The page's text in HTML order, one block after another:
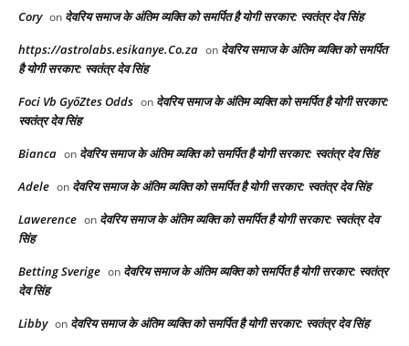
Cory on देवरिय समाज के अंतिम व्यक्ति को समर्पित है योगी सरकार: स्वतंत्र देव सिंह
https://astrolabs.esikanye.Co.za on देवरिय समाज के अंतिम व्यक्ति को समर्पित
है योगी सरकार: स्वतंत्र देव सिंह
Foci Vb GyőZtes Odds on देवरिय समाज के अंतिम व्यक्ति को समर्पित है योगी सरकार:
स्वतंत्र देव सिंह
Bianca on देवरिय समाज के अंतिम व्यक्ति को समर्पित है योगी सरकार: स्वतंत्र देव सिंह
Adele on देवरिय समाज के अंतिम व्यक्ति को समर्पित है योगी सरकार: स्वतंत्र देव सिंह
Lawerence on देवरिय समाज के अंतिम व्यक्ति को समर्पित है योगी सरकार: स्वतंत्र देव
सिंह
Betting Sverige on देवरिय समाज के अंतिम व्यक्ति को समर्पित है योगी सरकार: स्वतंत्र
देव सिंह
Libby on देवरिय समाज के अंतिम व्यक्ति को समर्पित है योगी सरकार: स्वतंत्र देव सिंह